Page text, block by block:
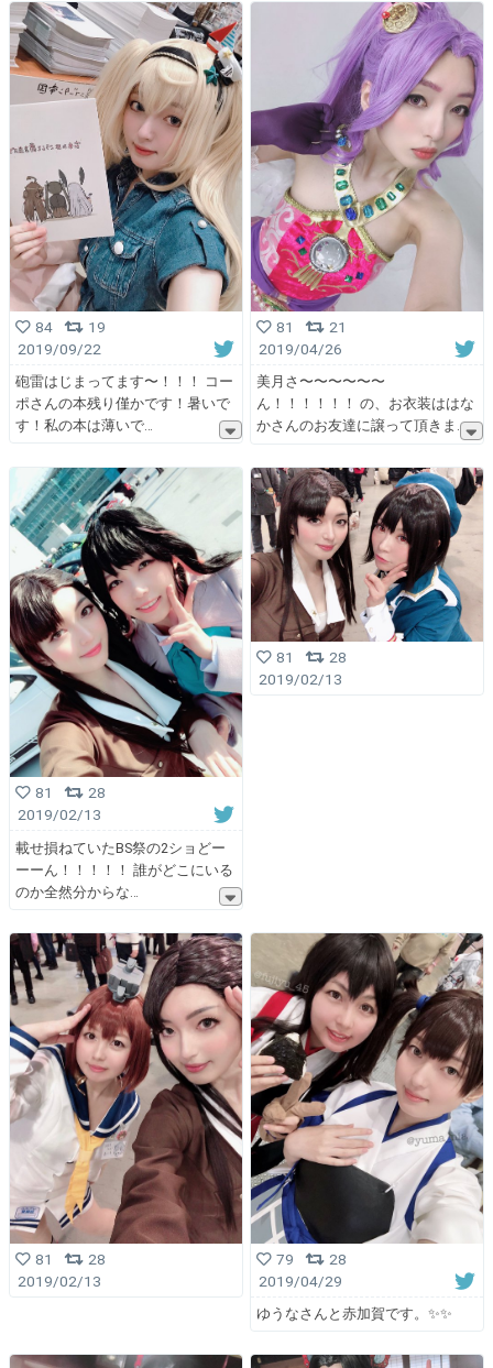
84
19
2019/09/22
砲雷はじまってます〜！！！ コー
ポさんの本残り僅かです！暑いで
す！私の本は薄いで
81
21
2019/04/26
美月さ〜〜〜〜〜〜
ん！！！！！！ の、お衣装ははな
かさんのお友達に譲って頂きま
81
28
2019/02/13
載せ損ねていたBS祭の2ショどー
ーーん！！！！！ 誰がどこにいる
のか全然分からな
81
28
2019/02/13
81
28
2019/02/13
79
28
2019/04/29
ゆうなさんと赤加賀です。✨✨